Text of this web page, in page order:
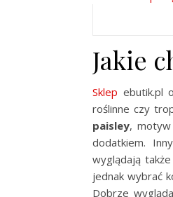
Jakie
Sklep ebutik.pl
roślinne czy
paisley, motyw
dodatkiem.
wyglądają
jednak wybrać
Dobrze